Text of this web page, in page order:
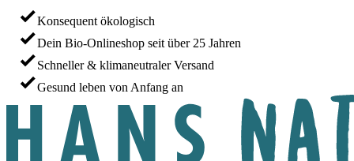
Konsequent ökologisch
Dein Bio-Onlineshop seit über 25 Jahren
Schneller & klimaneutraler Versand
Gesund leben von Anfang an